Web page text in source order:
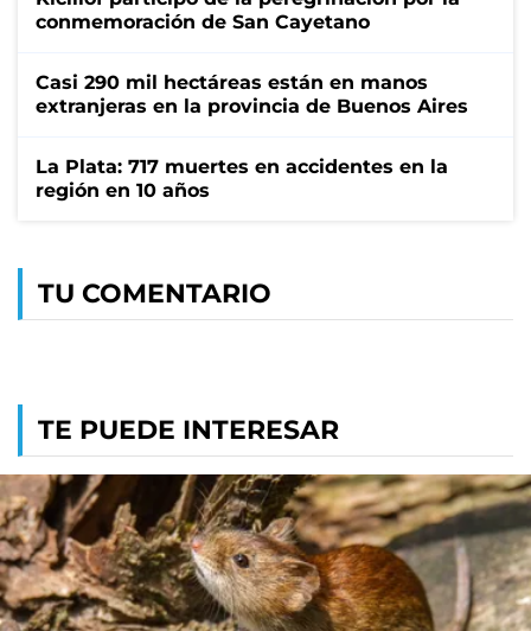
conmemoración de San Cayetano
Casi 290 mil hectáreas están en manos
extranjeras en la provincia de Buenos Aires
La Plata: 717 muertes en accidentes en la
región en 10 años
TU COMENTARIO
TE PUEDE INTERESAR